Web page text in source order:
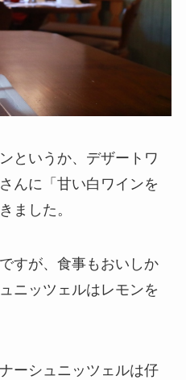
というか、デザートワ
んに「甘い白ワインを
ました。
すが、食事もおいしか
ニッツェルはレモンを
ーシュニッツェルは仔